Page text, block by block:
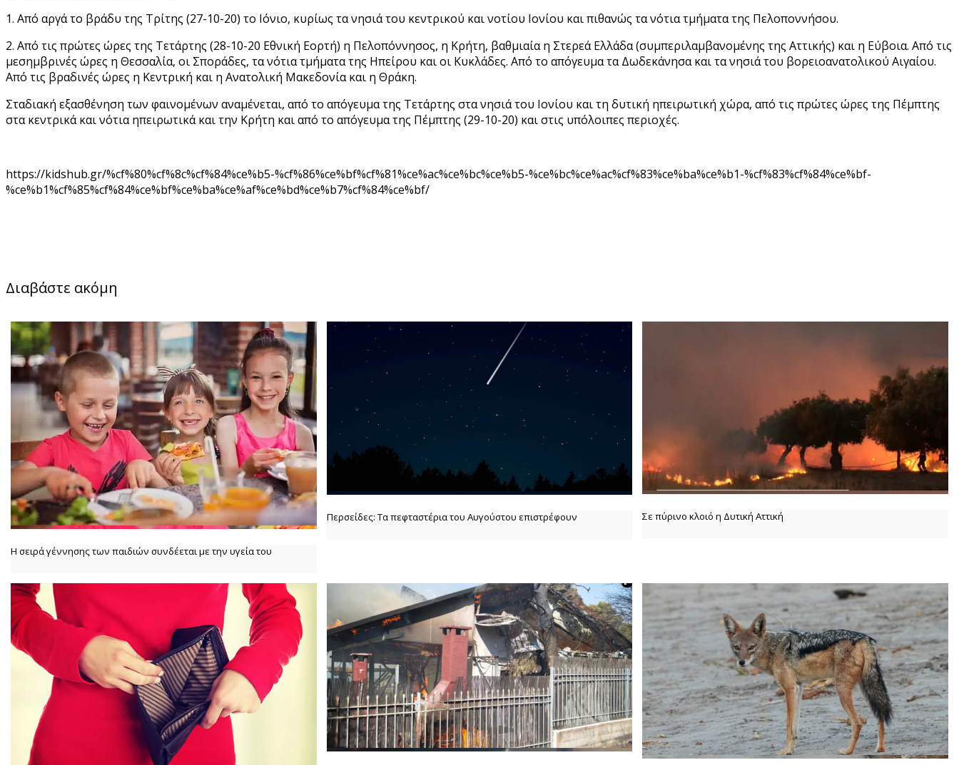
1. Από αργά το βράδυ της Τρίτης (27-10-20) το Ιόνιο, κυρίως τα νησιά του κεντρικού και νοτίου Ιονίου και πιθανώς τα νότια τμήματα της Πελοποννήσου.
2. Από τις πρώτες ώρες της Τετάρτης (28-10-20 Εθνική Εορτή) η Πελοπόννησος, η Κρήτη, βαθμιαία η Στερεά Ελλάδα (συμπεριλαμβανομένης της Αττικής) και η Εύβοια. Από τις
μεσημβρινές ώρες η Θεσσαλία, οι Σποράδες, τα νότια τμήματα της Ηπείρου και οι Κυκλάδες. Από το απόγευμα τα Δωδεκάνησα και τα νησιά του βορειοανατολικού Αιγαίου.
Από τις βραδινές ώρες η Κεντρική και η Ανατολική Μακεδονία και η Θράκη.
Σταδιακή εξασθένηση των φαινομένων αναμένεται, από το απόγευμα της Τετάρτης στα νησιά του Ιονίου και τη δυτική ηπειρωτική χώρα, από τις πρώτες ώρες της Πέμπτης
στα κεντρικά και νότια ηπειρωτικά και την Κρήτη και από το απόγευμα της Πέμπτης (29-10-20) και στις υπόλοιπες περιοχές.
https://kidshub.gr/%cf%80%cf%8c%cf%84%ce%b5-%cf%86%ce%bf%cf%81%ce%ac%ce%bc%ce%b5-%ce%bc%ce%ac%cf%83%ce%ba%ce%b1-%cf%83%cf%84%ce%bf-
%ce%b1%cf%85%cf%84%ce%bf%ce%ba%ce%af%ce%bd%ce%b7%cf%84%ce%bf/
Διαβάστε ακόμη
Η σειρά γέννησης των παιδιών συνδέεται με την υγεία του
Περσείδες: Τα πεφταστέρια του Αυγούστου επιστρέφουν Σε πύρινο κλοιό η Δυτική Αττική